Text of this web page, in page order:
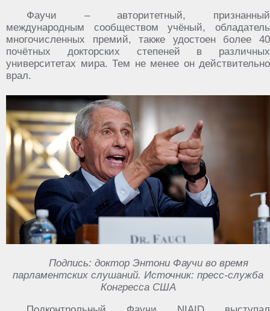
Фаучи – авторитетный, признанный
международным сообществом учёный, обладатель
многочисленных премий, также удостоен более 40
почётных докторских степеней в различных
университетах мира. Тем не менее он действительно
врал.
Подпись: доктор Энтони Фаучи во время
парламентских слушаний. Источник: пресс-служба
Конгресса США